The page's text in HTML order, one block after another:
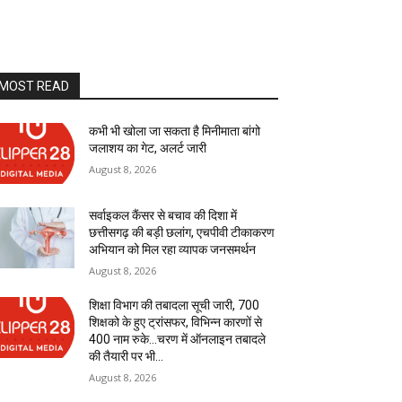
READ
कभी भी खोला जा सकता है मिनीमाता बांगो
जलाशय का गेट, अलर्ट जारी
August 8, 2026
सर्वाइकल कैंसर से बचाव की दिशा में
छत्तीसगढ़ की बड़ी छलांग, एचपीवी टीकाकरण
अभियान को मिल रहा व्यापक जनसमर्थन
August 8, 2026
शिक्षा विभाग की तबादला सूची जारी, 700
शिक्षको के हुए ट्रांसफर, विभिन्न कारणों से
400 नाम रुके…चरण में ऑनलाइन तबादले
की तैयारी पर भी...
August 8, 2026